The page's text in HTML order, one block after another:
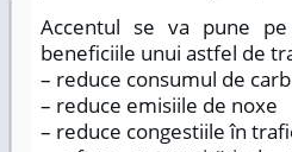
Accentul se va pune
beneficiile unui astfel de
– reduce consumul de
– reduce emisiile de noxe
– reduce congestiile în